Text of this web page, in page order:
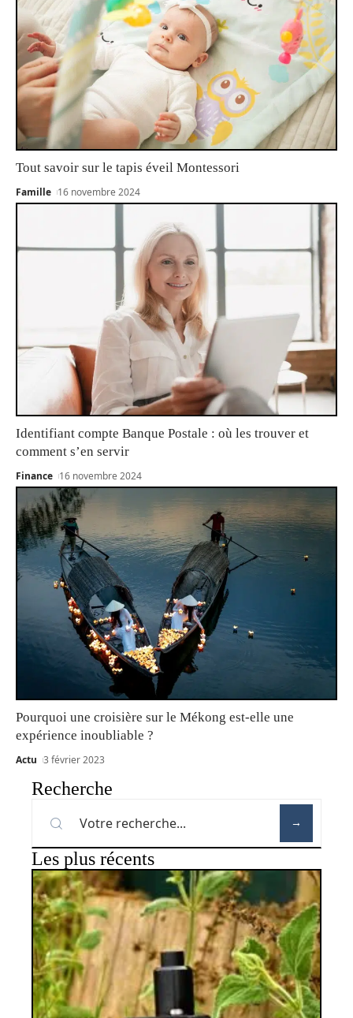
Tout savoir sur le tapis éveil Montessori
Famille 16 novembre 2024
Identifiant compte Banque Postale : où les trouver et
comment s’en servir
Finance 16 novembre 2024
Pourquoi une croisière sur le Mékong est-elle une
expérience inoubliable ?
Actu 3 février 2023
Recherche
Les plus récents